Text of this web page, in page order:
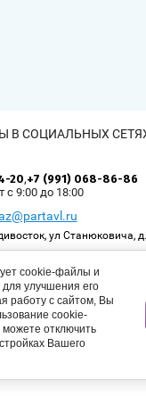
В СОЦИАЛЬНЫХ
20,+7 (991) 068-86-86
с 9:00 до 18:00
ул Станюковича,
имеют своих
материалов,
защищены.
cookie-файлы и
для улучшения его
работу с сайтом, Вы
cookie-
отключить
Вашего